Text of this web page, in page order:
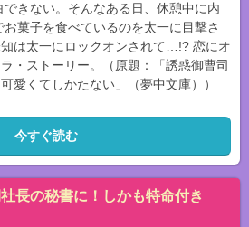
できない。そんなある日、休憩中に内
お菓子を食べているのを太一に目撃さ
は太一にロックオンされて…!? 恋にオ
・ストーリー。（原題：「誘惑御曹司
愛くてしかたない」（夢中文庫））
今すぐ読む
長の秘書に！しかも特命付き